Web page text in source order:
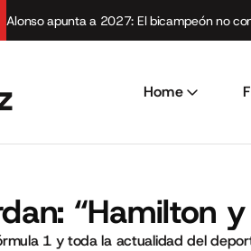
Alonso apunta a 2027: El bicampeón no
Home
“Hamilton
1 y toda la actualidad del